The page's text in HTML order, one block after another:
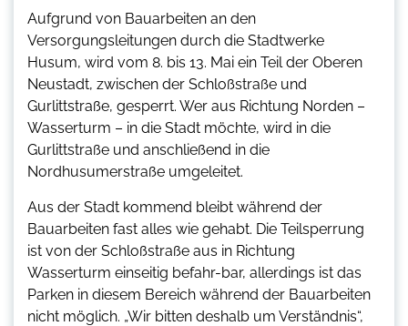
Aufgrund von Bauarbeiten an den
Versorgungsleitungen durch die Stadtwerke
Husum, wird vom 8. bis 13. Mai ein Teil der Oberen
Neustadt, zwischen der Schloßstraße und
Gurlittstraße, gesperrt. Wer aus Richtung Norden –
Wasserturm – in die Stadt möchte, wird in die
Gurlittstraße und anschließend in die
Nordhusumerstraße umgeleitet.
Aus der Stadt kommend bleibt während der
Bauarbeiten fast alles wie gehabt. Die Teilsperrung
ist von der Schloßstraße aus in Richtung
Wasserturm einseitig befahr-bar, allerdings ist das
Parken in diesem Bereich während der Bauarbeiten
nicht möglich. „Wir bitten deshalb um Verständnis“,